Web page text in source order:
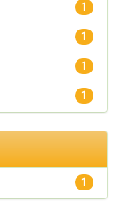
1
1
1
1
1